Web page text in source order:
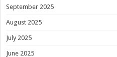
September 2025
August 2025
July 2025
June 2025